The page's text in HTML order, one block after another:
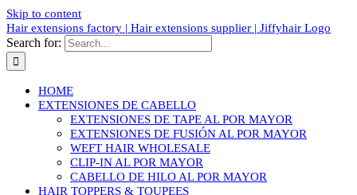
Skip to content
Search for:
HOME
EXTENSIONES DE CABELLO
EXTENSIONES DE TAPE AL POR MAYOR
EXTENSIONES DE FUSIÓN AL POR MAYOR
WEFT HAIR WHOLESALE
CLIP-IN AL POR MAYOR
CABELLO DE HILO AL POR MAYOR
HAIR TOPPERS & TOUPEES